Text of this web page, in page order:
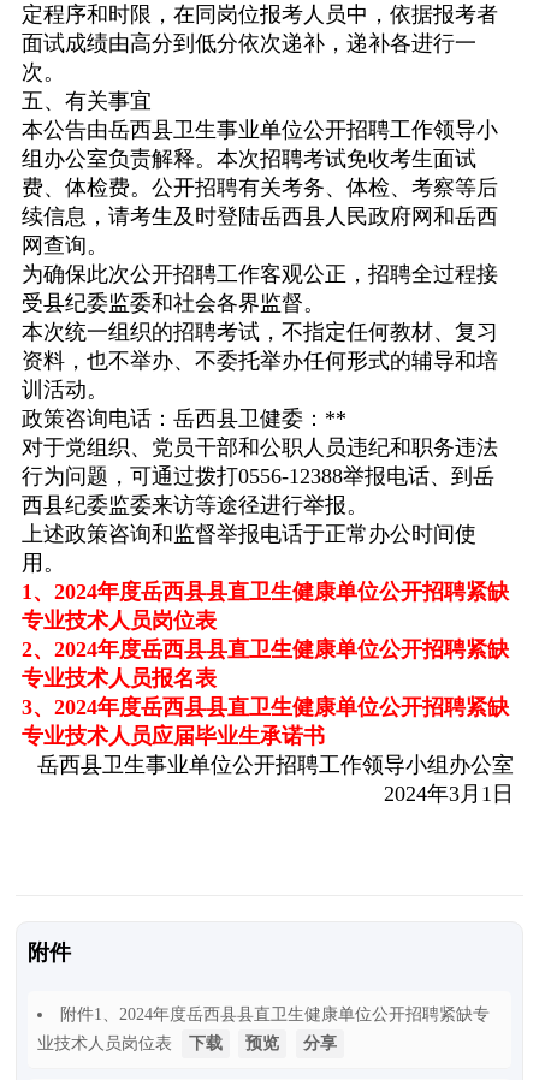
定程序和时限，在同岗位报考人员中，依据报考者
面试成绩由高分到低分依次递补，递补各进行一
次。
五、有关事宜
本公告由岳西县卫生事业单位公开招聘工作领导小
组办公室负责解释。本次招聘考试免收考生面试
费、体检费。公开招聘有关考务、体检、考察等后
续信息，请考生及时登陆岳西县人民政府网和岳西
网查询。
为确保此次公开招聘工作客观公正，招聘全过程接
受县纪委监委和社会各界监督。
本次统一组织的招聘考试，不指定任何教材、复习
资料，也不举办、不委托举办任何形式的辅导和培
训活动。
政策咨询电话：岳西县卫健委： **
对于党组织、党员干部和公职人员违纪和职务违法
行为问题，可通过拨打0556-12388举报电话、到岳
西县纪委监委来访等途径进行举报。
上述政策咨询和监督举报电话于正常办公时间使
用。
1、2024年度岳西县县直卫生健康单位公开招聘紧缺
专业技术人员岗位表
2、2024年度岳西县县直卫生健康单位公开招聘紧缺
专业技术人员报名表
3、2024年度岳西县县直卫生健康单位公开招聘紧缺
专业技术人员应届毕业生承诺书
岳西县卫生事业单位公开招聘工作领导小组办公室
2024年3月 1 日
附件
附件1
、2024年度岳西县县直卫生健康单位公开招聘紧缺专
业技术人员岗位表
下载 预览 分享